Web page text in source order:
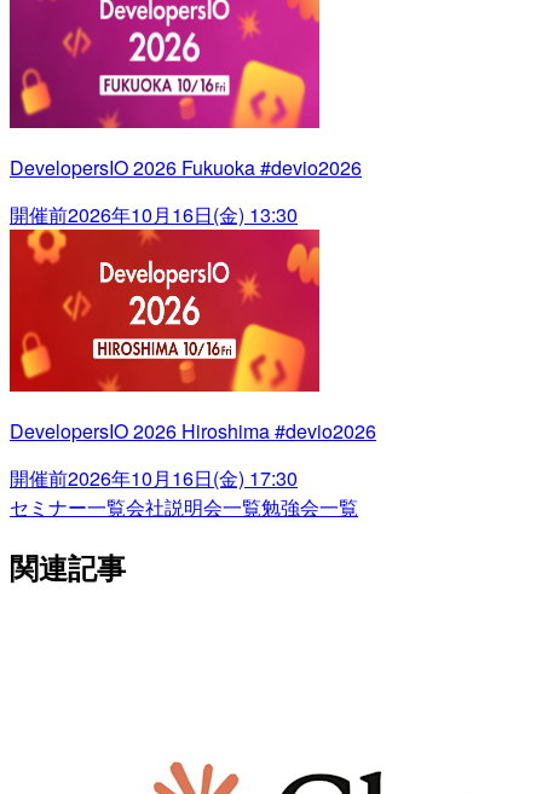
DevelopersIO 2026 Fukuoka #devio2026
開催前2026年10月16日(金) 13:30
DevelopersIO 2026 Hiroshima #devio2026
開催前2026年10月16日(金) 17:30
セミナー一覧会社説明会一覧勉強会一覧
関連記事